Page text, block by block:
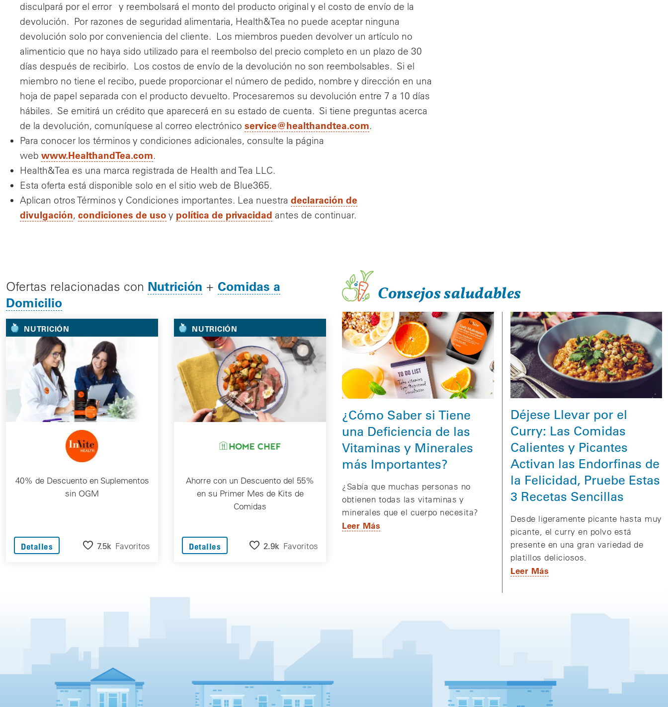
disculpará por el error y reembolsará el monto del producto original y el costo de envío de la
devolución. Por razones de seguridad alimentaria, Health&Tea no puede aceptar ninguna
devolución solo por conveniencia del cliente. Los miembros pueden devolver un artículo no
alimenticio que no haya sido utilizado para el reembolso del precio completo en un plazo de 30
días después de recibirlo. Los costos de envío de la devolución no son reembolsables. Si el
miembro no tiene el recibo, puede proporcionar el número de pedido, nombre y dirección en una
hoja de papel separada con el producto devuelto. Procesaremos su devolución entre 7 a 10 días
hábiles. Se emitirá un crédito que aparecerá en su estado de cuenta. Si tiene preguntas acerca
de la devolución, comuníquese al correo electrónico service@healthandtea.com.
Para conocer los términos y condiciones adicionales, consulte la página
web www.HealthandTea.com.
Health&Tea es una marca registrada de Health and Tea LLC.
Esta oferta está disponible solo en el sitio web de Blue365.
Aplican otros Términos y Condiciones importantes. Lea nuestra declaración de
divulgación, condiciones de uso y política de privacidad antes de continuar.
Ofertas relacionadas con Nutrición + Comidas a
Domicilio
NUTRICIÓN
40% de Descuento en Suplementos
sin OGM
Detalles 7.5k Favoritos
NUTRICIÓN
Ahorre con un Descuento del 55%
en su Primer Mes de Kits de
Comidas
Detalles 2.9k Favoritos
Consejos saludables
¿Cómo Saber si Tiene
una Deficiencia de las
Vitaminas y Minerales
más Importantes?
¿Sabía que muchas personas no
obtienen todas las vitaminas y
minerales que el cuerpo necesita?
Leer Más
Déjese Llevar por el
Curry: Las Comidas
Calientes y Picantes
Activan las Endorfinas de
la Felicidad, Pruebe Estas
3 Recetas Sencillas
Desde ligeramente picante hasta muy
picante, el curry en polvo está
presente en una gran variedad de
platillos deliciosos.
Leer Más